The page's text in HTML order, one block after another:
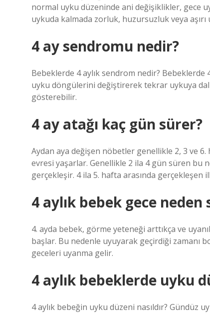
normal uyku düzeninde ani değişiklikler, gece
uykuda kalmada zorluk, huzursuzluk veya aşırı
4 ay sendromu nedir?
Bebeklerde 4 aylık sendrom nedir?
uyku döngülerini değiştirerek tekrar uykuya
gösterebilir.
4 ay atağı kaç gün sürer?
Aydan aya değişen nöbetler genellikle 2, 3 ve
evresi yaşarlar. Genellikle 2 ila 4 gün süren bu
gerçekleşir. 4 ila 5. hafta arasında
4 aylık bebek gece neden
4. ayda bebek, görme yeteneği arttıkça ve
başlar. Bu nedenle uyuyarak geçirdiği zamanı
geceleri uyanma gelir.
4 aylık bebeklerde uyku
4 aylık bebeğin uyku düzeni nasıldır? Gündüz